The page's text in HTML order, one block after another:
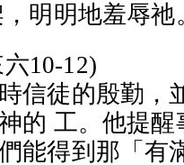
明明地羞辱祂
10-12)
信徒的殷勤，
的 工。他提
能得到那「有